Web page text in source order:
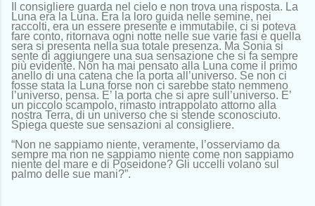
Il consigliere guarda nel cielo e non trova una risposta. La
Luna era la Luna. Era la loro guida nelle semine, nei
raccolti, era un essere presente e immutabile, ci si poteva
fare conto, ritornava ogni notte nelle sue varie fasi e quella
sera si presenta nella sua totale presenza. Ma Sonia si
sente di aggiungere una sua sensazione che si fa sempre
più evidente. Non ha mai pensato alla Luna come il primo
anello di una catena che la porta all’universo. Se non ci
fosse stata la Luna forse non ci sarebbe stato nemmeno
l’universo, pensa. E’ la porta che si apre sull’universo. E’
un piccolo scampolo, rimasto intrappolato attorno alla
nostra Terra, di un universo che si stende sconosciuto.
Spiega queste sue sensazioni al consigliere.
“Non ne sappiamo niente, veramente, l’osserviamo da
sempre ma non ne sappiamo niente come non sappiamo
niente del mare e di Poseidone? Gli uccelli volano sul
palmo delle sue mani?”.